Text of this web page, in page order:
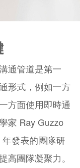
通管道是第一
形式，例如一方
方面使用即時通
家 Ray Guzzo
發表的團隊研
高團隊凝聚力。